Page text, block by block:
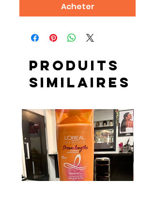
Acheter
Produits
similaires